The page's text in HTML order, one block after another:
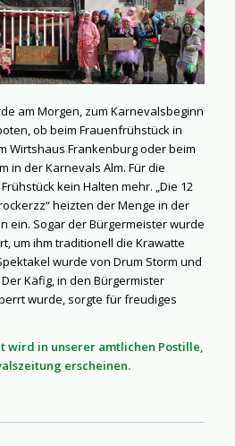
am Morgen, zum Karnevalsbeginn
ob beim Frauenfrühstück in
Wirtshaus Frankenburg oder beim
in der Karnevals Alm. Für die
kein Halten mehr. „Die 12
heizten der Menge in der
ein. Sogar der Bürgermeister wurde
um ihm traditionell die Krawatte
wurde von Drum Storm und
Käfig, in den Bürgermister
wurde, sorgte für freudiges
wird in unserer amtlichen Postille,
erscheinen.